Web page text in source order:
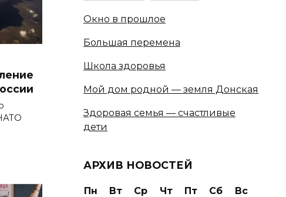
Окно в прошлое
Большая перемена
Школа здоровья
Мой дом родной — земля Донская
Здоровая семья — счастливые
дети
АРХИВ НОВОСТЕЙ
Пн Вт Ср Чт Пт Сб
Вс